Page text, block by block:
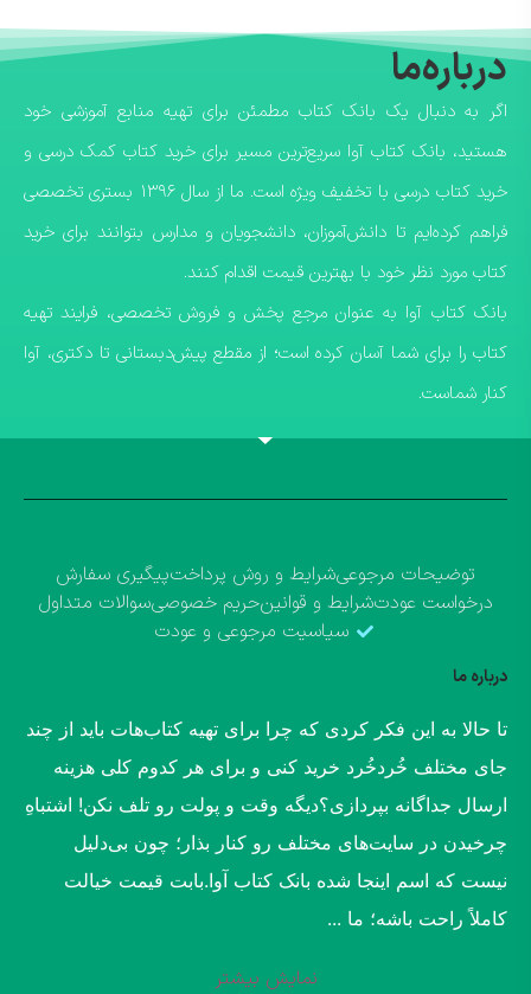
درباره‌ما
اگر به دنبال یک بانک کتاب مطمئن برای تهیه منابع آموزشی خود
هستید، بانک کتاب آوا سریع‌ترین مسیر برای خرید کتاب کمک درسی و
خرید کتاب درسی با تخفیف ویژه است. ما از سال ۱۳۹۶ بستری تخصصی
فراهم کرده‌ایم تا دانش‌آموزان، دانشجویان و مدارس بتوانند برای خرید
کتاب مورد نظر خود با بهترین قیمت اقدام کنند.
​بانک کتاب آوا به عنوان مرجع پخش و فروش تخصصی، فرایند تهیه
کتاب را برای شما آسان کرده است؛ از مقطع پیش‌دبستانی تا دکتری، آوا
کنار شماست.
توضیحات مرجوعیشرایط و روش پرداختپیگیری سفارش
درخواست عودتشرایط و قوانینحریم خصوصیسوالات متداول
سیاسیت مرجوعی و عودت
درباره ما
​تا حالا به این فکر کردی که چرا برای تهیه کتاب‌هات باید از چند
جای مختلف خُردخُرد خرید کنی و برای هر کدوم کلی هزینه
ارسال جداگانه بپردازی؟​دیگه وقت و پولت رو تلف نکن! اشتباهِ
چرخیدن در سایت‌های مختلف رو کنار بذار؛ چون بی‌دلیل
نیست که اسم اینجا شده بانک کتاب آوا.​بابت قیمت خیالت
کاملاً راحت باشه؛ ما ...
نمایش بیشتر